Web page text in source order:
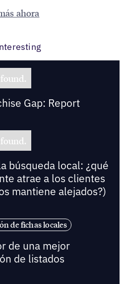
ahora
Gap: Report
búsqueda local: ¿qué
atrae a los clientes
mantiene alejados?)
de fichas locales
de una mejor
de listados